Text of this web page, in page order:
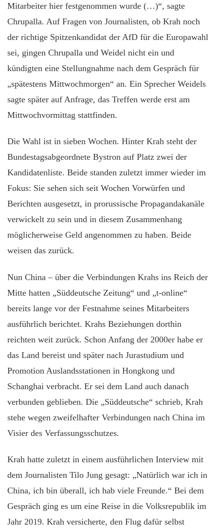
Mitarbeiter hier festgenommen wurde (…)“, sagte
Chrupalla. Auf Fragen von Journalisten, ob Krah noch
der richtige Spitzenkandidat der AfD für die Europawahl
sei, gingen Chrupalla und Weidel nicht ein und
kündigten eine Stellungnahme nach dem Gespräch für
„spätestens Mittwochmorgen“ an. Ein Sprecher Weidels
sagte später auf Anfrage, das Treffen werde erst am
Mittwochvormittag stattfinden.
Die Wahl ist in sieben Wochen. Hinter Krah steht der
Bundestagsabgeordnete Bystron auf Platz zwei der
Kandidatenliste. Beide standen zuletzt immer wieder im
Fokus: Sie sehen sich seit Wochen Vorwürfen und
Berichten ausgesetzt, in prorussische Propagandakanäle
verwickelt zu sein und in diesem Zusammenhang
möglicherweise Geld angenommen zu haben. Beide
weisen das zurück.
Nun China – über die Verbindungen Krahs ins Reich der
Mitte hatten „Süddeutsche Zeitung“ und „t-online“
bereits lange vor der Festnahme seines Mitarbeiters
ausführlich berichtet. Krahs Beziehungen dorthin
reichten weit zurück. Schon Anfang der 2000er habe er
das Land bereist und später nach Jurastudium und
Promotion Auslandsstationen in Hongkong und
Schanghai verbracht. Er sei dem Land auch danach
verbunden geblieben. Die „Süddeutsche“ schrieb, Krah
stehe wegen zweifelhafter Verbindungen nach China im
Visier des Verfassungsschutzes.
Krah hatte zuletzt in einem ausführlichen Interview mit
dem Journalisten Tilo Jung gesagt: „Natürlich war ich in
China, ich bin überall, ich hab viele Freunde.“ Bei dem
Gespräch ging es um eine Reise in die Volksrepublik im
Jahr 2019. Krah versicherte, den Flug dafür selbst